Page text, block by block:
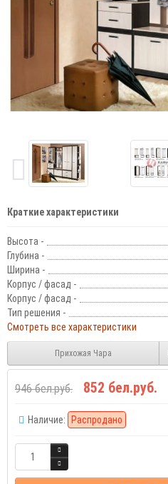
Краткие характеристики
Высота -
Глубина -
Ширина -
Корпус / фасад -
Корпус / фасад -
Тип решения -
Смотреть все характеристики
Прихожая Чара
946 бел.руб. 852 бел.руб.
Наличие: Распродано